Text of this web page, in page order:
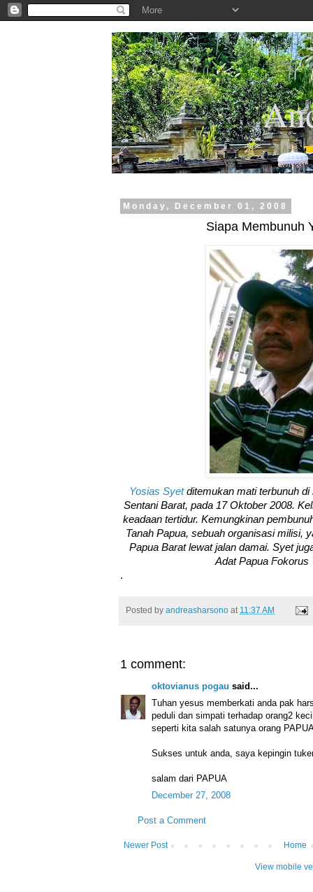
.
Monday, December 01, 2008
Siapa Membunuh
Yosias Syetditemukan mati terbunuh
Sentani Barat, pada 17 Oktober 2008.
keadaan tertidur. Kemungkinan
Tanah Papua, sebuah organisasi milisi,
Papua Barat lewat jalan damai. Syet
Adat Papua Fokorus
.
Posted by andreasharsono at 11:37 AM
1 comment:
oktovianus pogau said...
Tuhan yesus memberkati anda pak
peduli dan simpati terhadap orang2
seperti kita salah satunya orang
Sukses untuk anda, saya kepingin
salam dari PAPUA
December 27, 2008
Post a Comment
Newer Post Home
View mobile